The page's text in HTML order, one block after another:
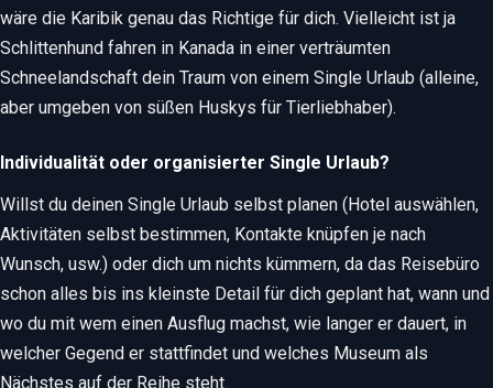
wäre die Karibik genau das Richtige für dich. Vielleicht ist ja
Schlittenhund fahren in Kanada in einer verträumten
Schneelandschaft dein Traum von einem Single Urlaub (alleine,
aber umgeben von süßen Huskys für Tierliebhaber).
Individualität oder organisierter Single Urlaub?
Willst du deinen Single Urlaub selbst planen (Hotel auswählen,
Aktivitäten selbst bestimmen, Kontakte knüpfen je nach
Wunsch, usw.) oder dich um nichts kümmern, da das Reisebüro
schon alles bis ins kleinste Detail für dich geplant hat, wann und
wo du mit wem einen Ausflug machst, wie langer er dauert, in
welcher Gegend er stattfindet und welches Museum als
Nächstes auf der Reihe steht.